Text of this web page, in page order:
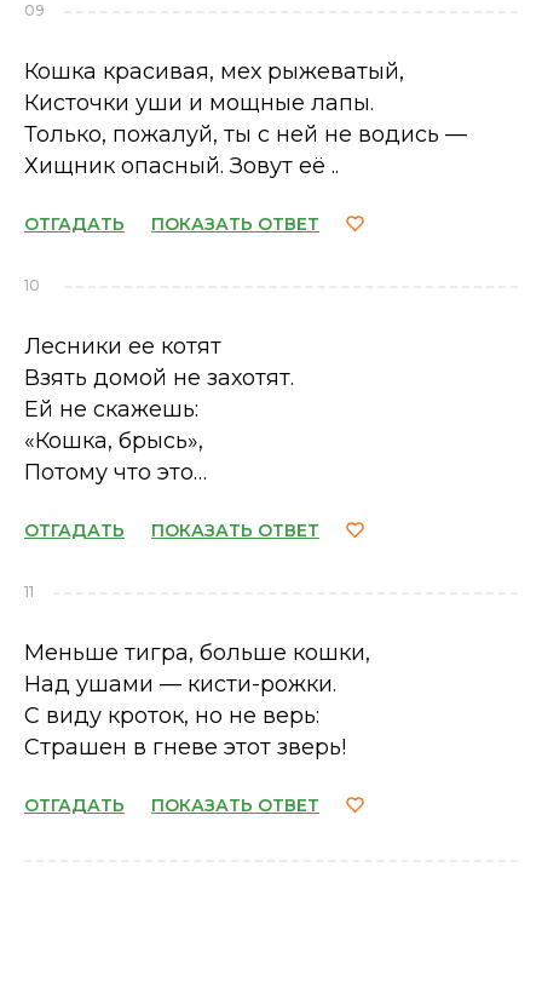
09
Кошка красивая, мех рыжеватый,
Кисточки уши и мощные лапы.
Только, пожалуй, ты с ней не водись —
Хищник опасный. Зовут её ..
ОТГАДАТЬ ПОКАЗАТЬ ОТВЕТ
10
Лесники ее котят
Взять домой не захотят.
Ей не скажешь:
«Кошка, брысь»,
Потому что это…
ОТГАДАТЬ ПОКАЗАТЬ ОТВЕТ
11
Меньше тигра, больше кошки,
Над ушами — кисти-рожки.
С виду кроток, но не верь:
Страшен в гневе этот зверь!
ОТГАДАТЬ ПОКАЗАТЬ ОТВЕТ